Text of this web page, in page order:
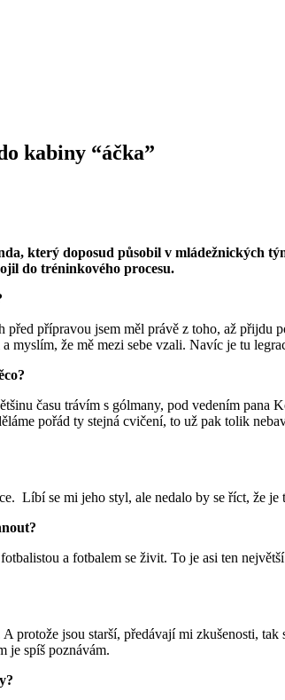
kabiny “áčka”
který doposud působil v mládežnických
do tréninkového procesu.
před přípravou jsem měl právě z toho, až
myslím, že mě mezi sebe vzali. Navíc je tu
času trávím s gólmany, pod vedením pana
pořád ty stejná cvičení, to už pak tolik
Líbí se mi jeho styl, ale nedalo by se říct, že
a fotbalem se živit. To je asi ten
protože jsou starší, předávají mi zkušenosti,
je spíš poznávám.